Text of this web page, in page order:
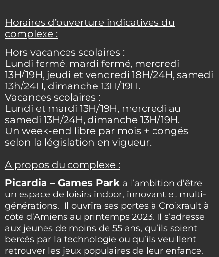
Horaires d’ouverture indicatives du
complexe :
Hors vacances scolaires :
Lundi fermé, mardi fermé, mercredi
13H/19H, jeudi et vendredi 18H/24H, samedi
13h/24H, dimanche 13H/19H.
Vacances scolaires :
Lundi et mardi 13H/19H, mercredi au
samedi 13H/24H, dimanche 13H/19H.
Un week-end libre par mois + congés
selon la législation en vigueur.
A propos du complexe :
Picardia – Games Park a l’ambition d’être
un espace de loisirs indoor, innovant et multi-
générations. Il ouvrira ses portes à Croixrault à
côté d’Amiens au printemps 2023. Il s’adresse
aux jeunes de moins de 55 ans, qu’ils soient
bercés par la technologie ou qu’ils veuillent
retrouver les jeux populaires de leur enfance.